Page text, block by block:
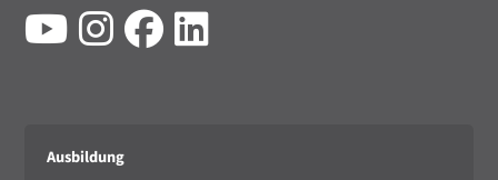
Ausbildung